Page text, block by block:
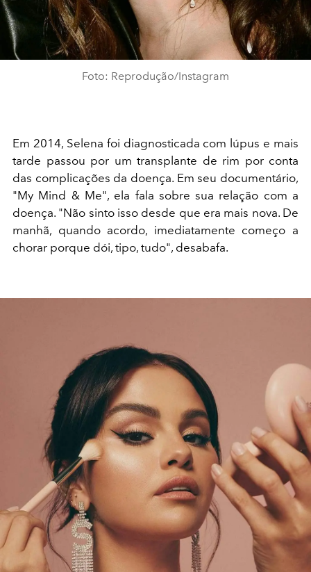
Foto: Reprodução/Instagram
Em 2014, Selena foi diagnosticada com lúpus e mais
tarde passou por um transplante de rim por conta
das complicações da doença. Em seu documentário,
"My Mind & Me", ela fala sobre sua relação com a
doença. "Não sinto isso desde que era mais nova. De
manhã, quando acordo, imediatamente começo a
chorar porque dói, tipo, tudo", desabafa.